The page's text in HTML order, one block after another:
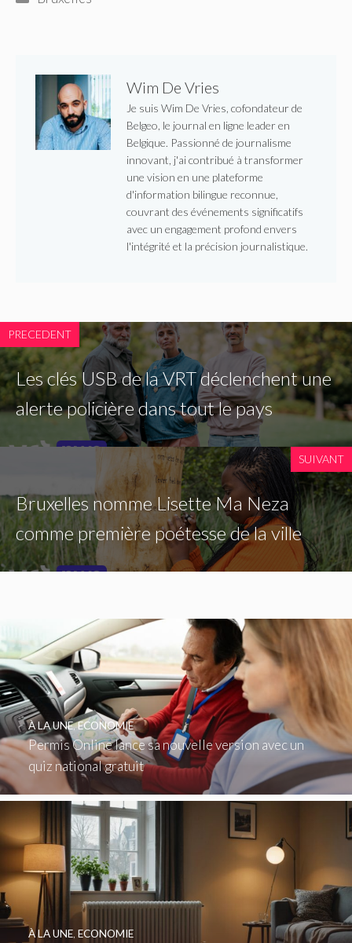
Wim De Vries
Je suis Wim De Vries, cofondateur de
Belgeo, le journal en ligne leader en
Belgique. Passionné de journalisme
innovant, j'ai contribué à transformer
une vision en une plateforme
d'information bilingue reconnue,
couvrant des événements significatifs
avec un engagement profond envers
l'intégrité et la précision journalistique.
PRECEDENT
Les clés USB de la VRT déclenchent une
alerte policière dans tout le pays
SUIVANT
Bruxelles nomme Lisette Ma Neza
comme première poétesse de la ville
Permis Online lance sa nouvelle version avec un
quiz national gratuit
À LA UNE,ECONOMIE
À LA UNE, ECONOMIE